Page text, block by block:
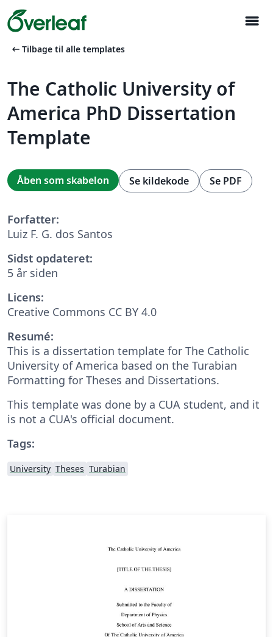
menu
arrow_left_alt Tilbage til alle templates
The Catholic University of
America PhD Dissertation
Template
Åben som skabelon Se kildekode Se PDF
Forfatter:
Luiz F. G. dos Santos
Sidst opdateret:
5 år siden
Licens:
Creative Commons CC BY 4.0
Resumé:
This is a dissertation template for The Catholic
University of America based on the Turabian
Formatting for Theses and Dissertations.
This template was done by a CUA student, and it
is not a CUA's official document.
Tags:
University Theses Turabian